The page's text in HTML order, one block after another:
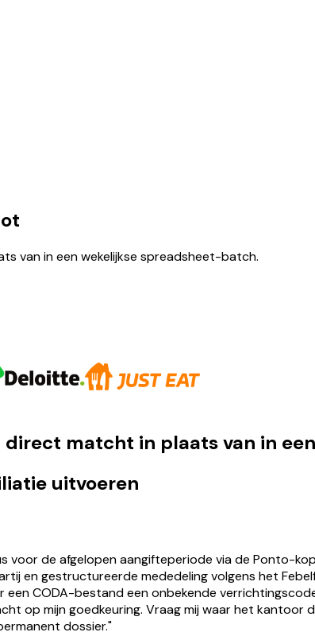
van in een wekelijkse spreadsheet-batch.
direct matcht in plaats van in
uitvoeren
de afgelopen aangifteperiode via de Ponto-
en gestructureerde mededeling volgens het
een CODA-bestand een onbekende
op mijn goedkeuring. Vraag mij waar het
dossier."